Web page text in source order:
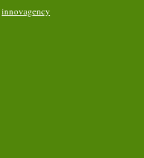
innovagency